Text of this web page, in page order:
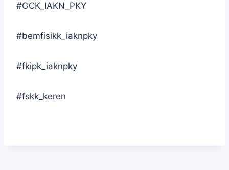
#GCK_IAKN_PKY
#bemfisikk_iaknpky
#fkipk_iaknpky
#fskk_keren